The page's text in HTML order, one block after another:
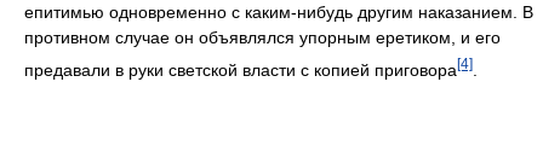
епитимью одновременно с каким-нибудь другим наказанием. В
противном случае он объявлялся упорным еретиком, и его
предавали в руки светской власти с копией приговора[4]